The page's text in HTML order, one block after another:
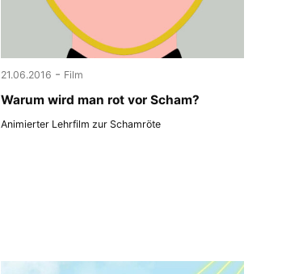
21.06.2016 - Film
Warum wird man rot vor Scham?
Animierter Lehrfilm zur Schamröte